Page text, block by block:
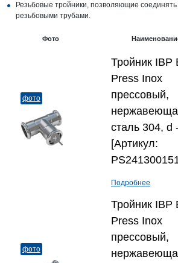
Резьбовые тройники, позволяющие
резьбовыми трубами.
Фото
фото
Тройник IBP
Press Inox
прессовый,
сталь 304, d
[Артикул:
Подробнее
фото
Тройник IBP
Press Inox
прессовый,